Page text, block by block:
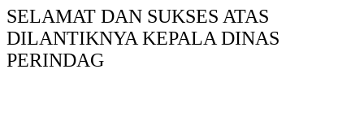
SELAMAT DAN SUKSES ATAS
DILANTIKNYA KEPALA DINAS
PERINDAG